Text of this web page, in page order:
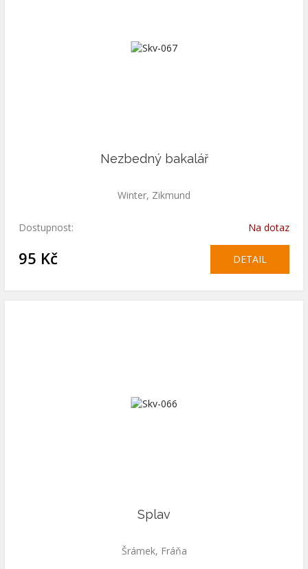
Nezbedný bakalář
Winter, Zikmund
Dostupnost: Na dotaz
95 Kč DETAIL
Splav
Šrámek, Fráňa